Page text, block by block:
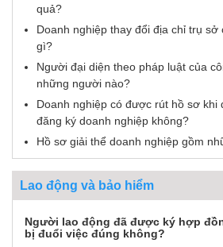
quả?
Doanh nghiệp thay đổi địa chỉ trụ
gì?
Người đại diện theo pháp luật của
những người nào?
Doanh nghiệp có được rút hồ sơ khi
đăng ký doanh nghiệp không?
Hồ sơ giải thể doanh nghiệp gồm
Lao động và bảo hiểm
Người lao động đã được ký hợp
bị đuổi việc đúng không?